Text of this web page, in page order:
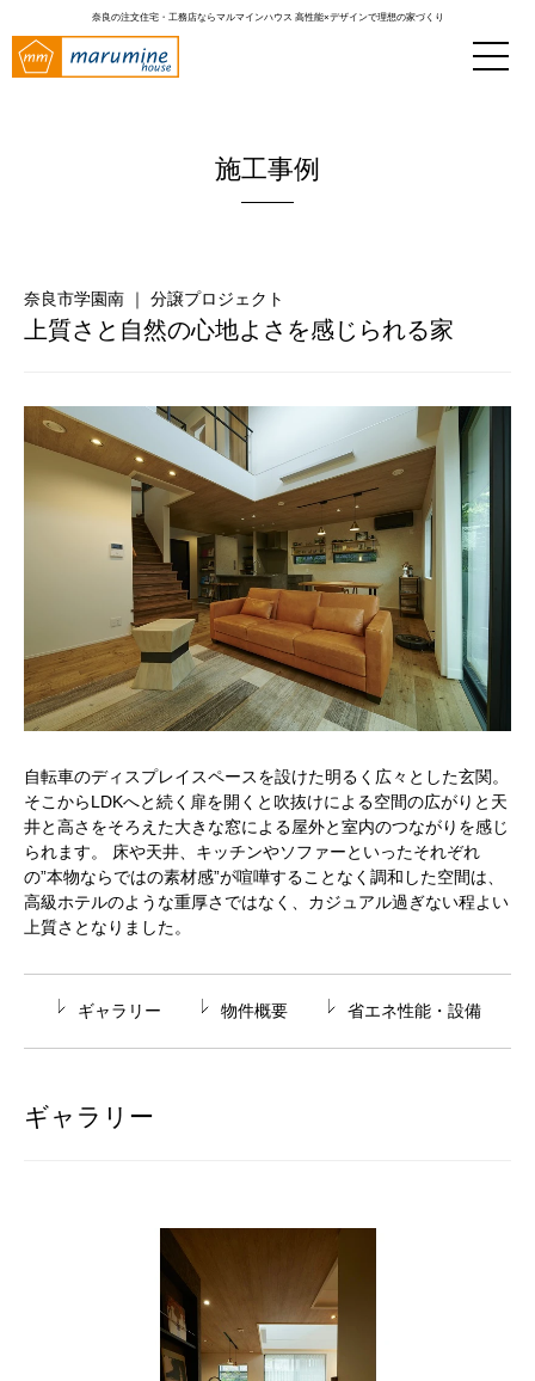
奈良の注文住宅・工務店ならマルマインハウス 高性能×デザインで理想の家づくり
施工事例
奈良市学園南 ｜ 分譲プロジェクト
上質さと自然の心地よさを感じられる家
自転車のディスプレイスペースを設けた明るく広々とした玄関。
そこからLDKへと続く扉を開くと吹抜けによる空間の広がりと天
井と高さをそろえた大きな窓による屋外と室内のつながりを感じ
られます。 床や天井、キッチンやソファーといったそれぞれ
の”本物ならではの素材感”が喧嘩することなく調和した空間は、
高級ホテルのような重厚さではなく、カジュアル過ぎない程よい
上質さとなりました。
ギャラリー 物件概要 省エネ性能・設備
ギャラリー